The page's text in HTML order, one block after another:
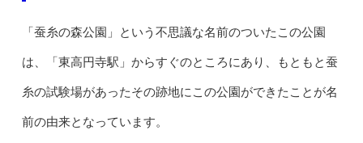
「蚕糸の森公園」という不思議な名前のついたこの公園
は、「東高円寺駅」からすぐのところにあり、もともと蚕
糸の試験場があったその跡地にこの公園ができたことが名
前の由来となっています。